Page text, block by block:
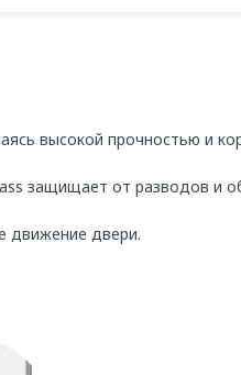
высокой прочностью и
защищает от разводов и
движение двери.